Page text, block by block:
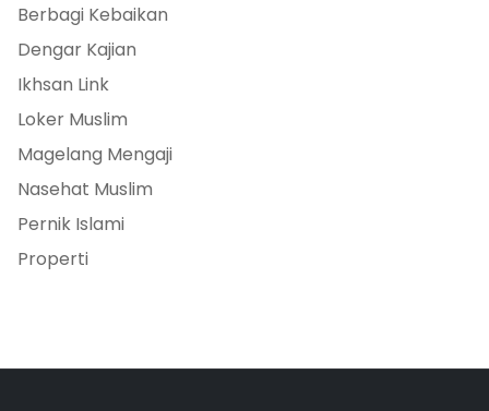
Berbagi Kebaikan
Dengar Kajian
Ikhsan Link
Loker Muslim
Magelang Mengaji
Nasehat Muslim
Pernik Islami
Properti